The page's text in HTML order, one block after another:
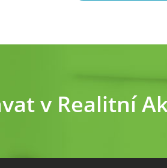
v Realitní